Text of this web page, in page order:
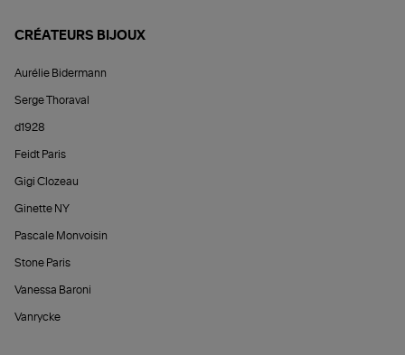
CRÉATEURS BIJOUX
Aurélie Bidermann
Serge Thoraval
d1928
Feidt Paris
Gigi Clozeau
Ginette NY
Pascale Monvoisin
Stone Paris
Vanessa Baroni
Vanrycke